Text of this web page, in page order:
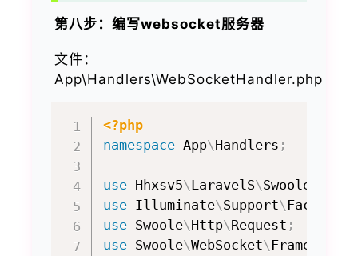
第八步：编写websocket服务器
文件：
App\Handlers\WebSocketHandler.php
<?php
namespace App\Handlers ;
use Hhxsv5\LaravelS\Swoole
use Illuminate\Support\ Facades
use Swoole\Http\Request ;
use Swoole\WebSocket\ Frame